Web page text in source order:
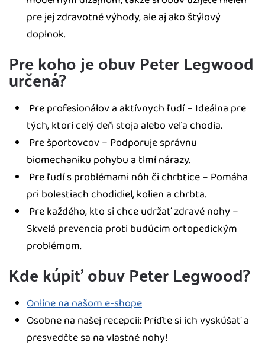
pre jej zdravotné výhody, ale aj ako štýlový
doplnok.
Pre koho je obuv Peter Legwood
určená?
Pre profesionálov a aktívnych ľudí – Ideálna pre
tých, ktorí celý deň stoja alebo veľa chodia.
Pre športovcov – Podporuje správnu
biomechaniku pohybu a tlmí nárazy.
Pre ľudí s problémami nôh či chrbtice – Pomáha
pri bolestiach chodidiel, kolien a chrbta.
Pre každého, kto si chce udržať zdravé nohy –
Skvelá prevencia proti budúcim ortopedickým
problémom.
Kde kúpiť obuv Peter Legwood?
Online na našom e-shope
Osobne na našej recepcii: Príďte si ich vyskúšať a
presvedčte sa na vlastné nohy!